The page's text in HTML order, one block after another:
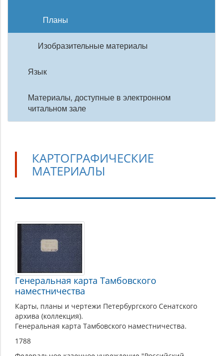
Планы
Изобразительные материалы
Язык
Материалы, доступные в электронном
читальном зале
КАРТОГРАФИЧЕСКИЕ
МАТЕРИАЛЫ
Картографические
материалы
Генеральная карта Тамбовского
наместничества
Карты, планы и чертежи Петербургского Сенатского
архива (коллекция).
Генеральная карта Тамбовского наместничества.
1788